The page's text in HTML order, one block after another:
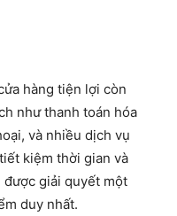
hàng tiện lợi còn
như thanh toán hóa
và nhiều dịch vụ
kiệm thời gian và
được giải quyết một
duy nhất.